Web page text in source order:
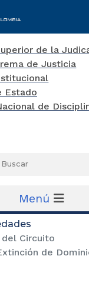
Menú
Circuito
de